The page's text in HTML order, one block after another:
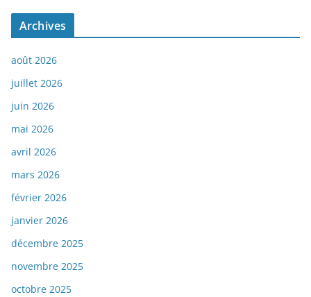
Archives
août 2026
juillet 2026
juin 2026
mai 2026
avril 2026
mars 2026
février 2026
janvier 2026
décembre 2025
novembre 2025
octobre 2025